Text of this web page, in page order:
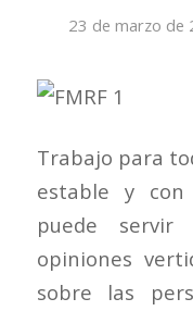
23 de marzo de
Trabajo para
estable y con
puede
opiniones
sobre las